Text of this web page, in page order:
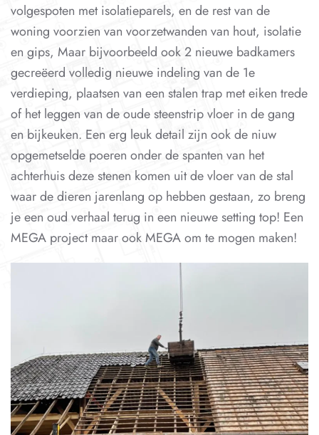
volgespoten met isolatieparels, en de rest van de
woning voorzien van voorzetwanden van hout, isolatie
en gips, Maar bijvoorbeeld ook 2 nieuwe badkamers
gecreëerd volledig nieuwe indeling van de 1e
verdieping, plaatsen van een stalen trap met eiken trede
of het leggen van de oude steenstrip vloer in de gang
en bijkeuken. Een erg leuk detail zijn ook de niuw
opgemetselde poeren onder de spanten van het
achterhuis deze stenen komen uit de vloer van de stal
waar de dieren jarenlang op hebben gestaan, zo breng
je een oud verhaal terug in een nieuwe setting top! Een
MEGA project maar ook MEGA om te mogen maken!